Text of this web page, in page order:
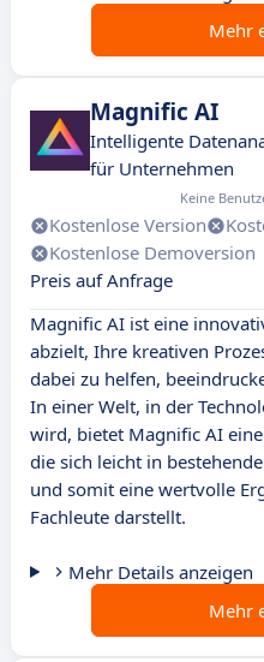
Mehr
Magnific AI
Intelligente
für Unternehmen
Keine
Kostenlose Version
Kostenlose Demoversion
Preis auf Anfrage
Magnific AI ist eine
abzielt, Ihre kreativen
dabei zu helfen,
In einer Welt, in der
wird, bietet Magnific AI
die sich leicht in
und somit eine wertvolle
Fachleute darstellt.
Mehr Details anzeigen
Mehr